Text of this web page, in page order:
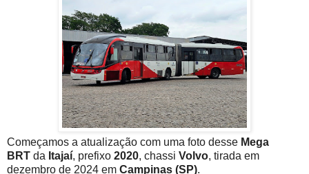
Começamos a atualização com uma foto desse Mega
BRT da Itajaí, prefixo 2020, chassi Volvo, tirada em
dezembro de 2024 em Campinas (SP).